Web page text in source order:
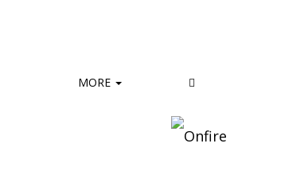
MORE